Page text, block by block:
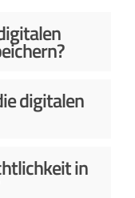
digitalen
in